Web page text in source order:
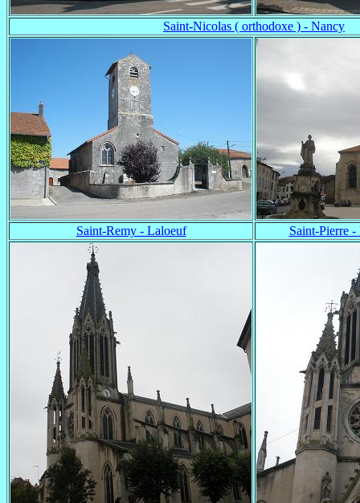
Saint-Nicolas ( orthodoxe ) - Nancy
Saint-Remy - Laloeuf Saint-Pierre -